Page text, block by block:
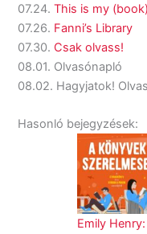
07.24.This is my
07.26. Fanni’s Library
07.30. Csak olvass!
08.01. Olvasónapló
08.02. Hagyjatok!
Hasonló bejegyzések:
Emily